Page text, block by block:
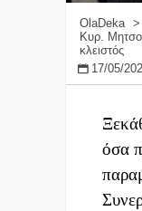
OlaDeka
Κυρ.
κλειστός
17/05/
όσα